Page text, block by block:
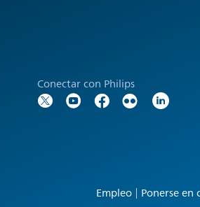
Conectar con Philips
Empleo Ponerse